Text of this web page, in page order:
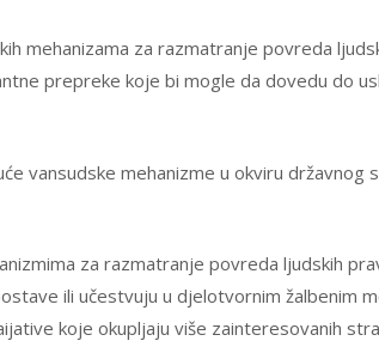
mehanizama za razmatranje povreda
prepreke koje bi mogle da dovedu do
vansudske mehanizme u okviru državnog
za razmatranje povreda ljudskih
ili učestvuju u djelotvornim žalbenim
koje okupljaju više zainteresovanih